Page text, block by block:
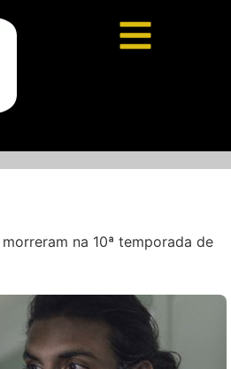
na 10ª temporada de